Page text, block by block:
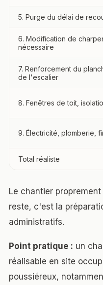
5. Purge du délai de
6. Modification de
nécessaire
7. Renforcement du
de l'escalier
8. Fenêtres de toit,
9. Électricité, plomberie,
Total réaliste
Le chantier
reste, c'est la
administratifs.
Point pratique : un
réalisable en site
poussiéreux,